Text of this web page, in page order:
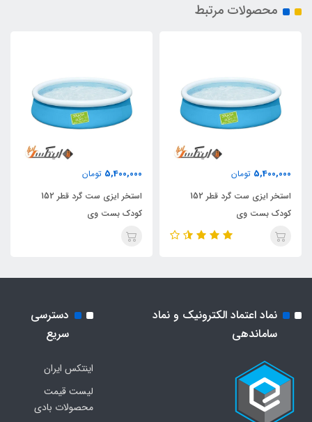
محصولات مرتبط
5,400,000 تومان
استخر ایزی ست گرد قطر 152
کودک بست وی
5,400,000 تومان
استخر ایزی ست گرد قطر 152
کودک بست وی
نماد اعتماد الکترونیک و نماد
ساماندهی
دسترسی
سریع
اینتکس ایران
لیست قیمت
محصولات بادی